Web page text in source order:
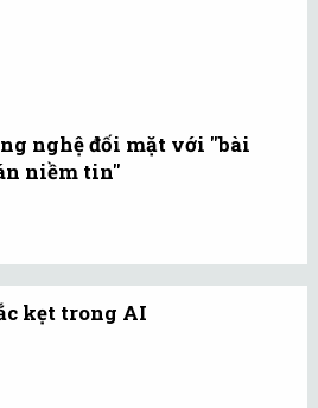
nghệ đối mặt với "bài
niềm tin"
kẹt trong AI